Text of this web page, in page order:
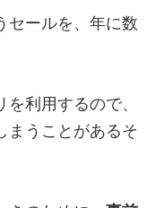
セールを、年に数
利用するので、
まうことがあるそ